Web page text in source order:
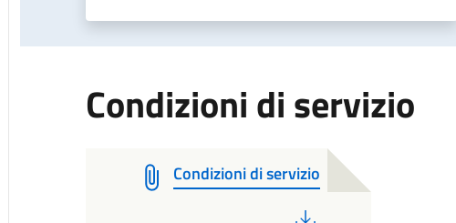
Condizioni di servizio
Condizioni di servizio